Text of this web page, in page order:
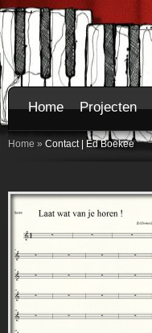
Home Projecten
Home » Contact | Ed Boekee